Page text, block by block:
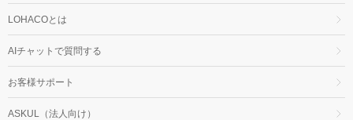
LOHACOとは
AIチャットで質問する
お客様サポート
ASKUL（法人向け）